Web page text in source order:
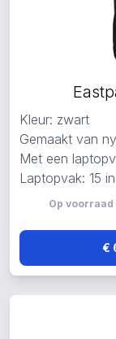
Kleur: zwart
Gemaakt van
Met een
Laptopvak: 15
Op
€